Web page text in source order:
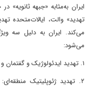
ایران به‌مثابه «جبهه
تهدید» والت، ایالات‌متحده
می‌کند. ایران به دلیل سه
می‌شود:
۱. تهدید ایدئولوژیک و گفتمان و تمدن اسلامی
۲. تهدید ژئوپلیتیک